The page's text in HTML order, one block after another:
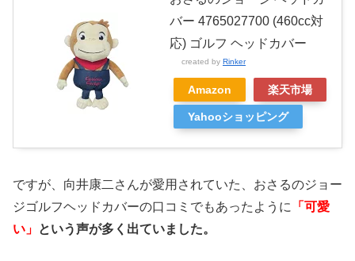
バー 4765027700 (460cc対
応) ゴルフ ヘッドカバー
created by Rinker
Amazon 楽天市場
Yahooショッピング
ですが、向井康二さんが愛用されていた、おさるのジョー
ジゴルフヘッドカバーの口コミでもあったように 「可愛
い」 という声が多く出ていました。